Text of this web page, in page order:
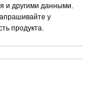
и другими данными.
у
продукта.